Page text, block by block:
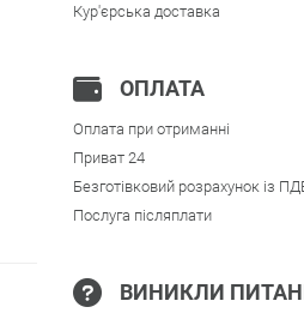
Кур'єрська доставка
ОПЛАТА
Оплата при отриманні
Приват 24
Безготівковий розрахунок із
Послуга післяплати
ВИНИКЛИ